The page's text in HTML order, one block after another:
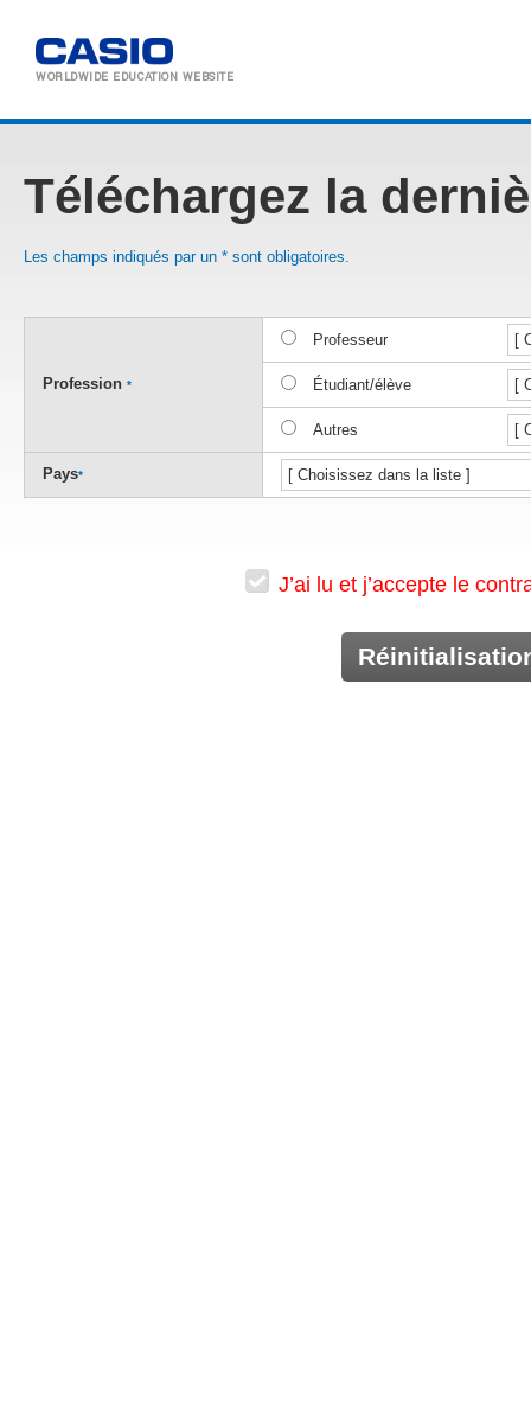
WORLDWIDE EDUCATION WEBSITE
Téléchargez la
Les champs indiqués par un * sont obligatoires.
Profession *
Professeur
Étudiant/élève
Autres
Pays*
J’ai lu et j’accepte le